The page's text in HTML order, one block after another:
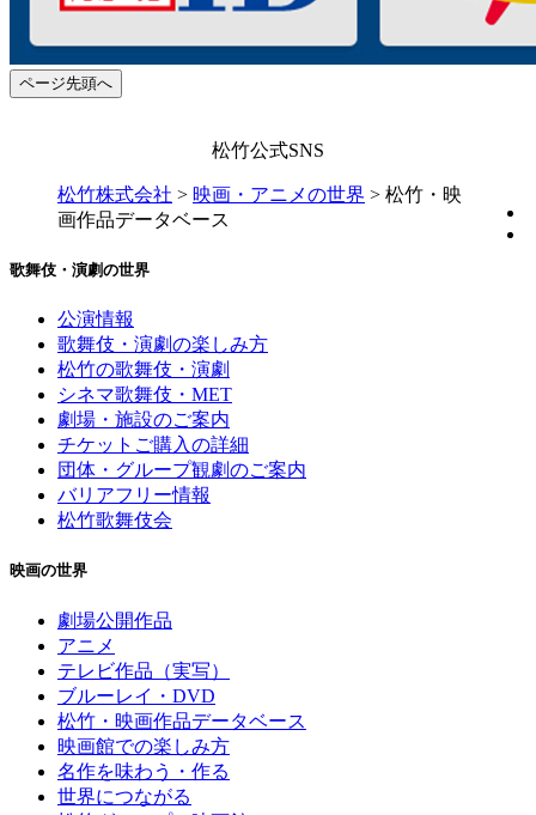
ページ先頭へ
松竹公式SNS
松竹株式会社 > 映画・アニメの世界 > 松竹・映
画作品データベース
歌舞伎・演劇の世界
公演情報
歌舞伎・演劇の楽しみ方
松竹の歌舞伎・演劇
シネマ歌舞伎・MET
劇場・施設のご案内
チケットご購入の詳細
団体・グループ観劇のご案内
バリアフリー情報
松竹歌舞伎会
映画の世界
劇場公開作品
アニメ
テレビ作品（実写）
ブルーレイ・DVD
松竹・映画作品データベース
映画館での楽しみ方
名作を味わう・作る
世界につながる